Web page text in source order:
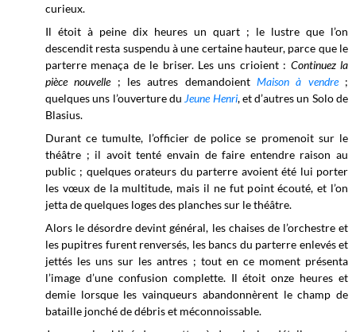
curieux.
Il étoit à peine dix heures un quart ; le lustre que l’on
descendit resta suspendu à une certaine hauteur, parce que le
parterre menaça de le briser. Les uns crioient : Continuez la
pièce nouvelle ; les autres demandoientMaison à vendre;
quelques uns l’ouverture du Jeune Henri, et d’autres un Solo de
Blasius.
Durant ce tumulte, l’officier de police se promenoit sur le
théâtre ; il avoit tenté envain de faire entendre raison au
public ; quelques orateurs du parterre avoient été lui porter
les vœux de la multitude, mais il ne fut point écouté, et l’on
jetta de quelques loges des planches sur le théâtre.
Alors le désordre devint général, les chaises de l’orchestre et
les pupitres furent renversés, les bancs du parterre enlevés et
jettés les uns sur les antres ; tout en ce moment présenta
l’image d’une confusion complette. Il étoit onze heures et
demie lorsque les vainqueurs abandonnèrent le champ de
bataille jonché de débris et méconnoissable.